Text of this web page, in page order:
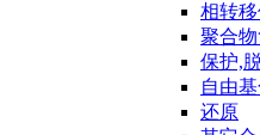
相转移
聚合物
保护,
自由
还原